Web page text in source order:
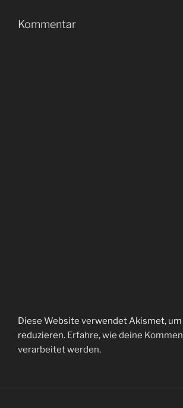
Kommentar
Diese Website verwendet Akismet, um
reduzieren. Erfahre, wie deine
verarbeitet werden.